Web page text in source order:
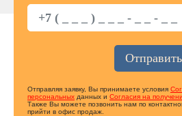
Отправляя заявку, Вы принимаете условия
персональных данных и Согласия на
Также Вы можете позвонить нам по
прийти в офис продаж.